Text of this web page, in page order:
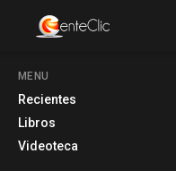
MENU
Recientes
Libros
Videoteca